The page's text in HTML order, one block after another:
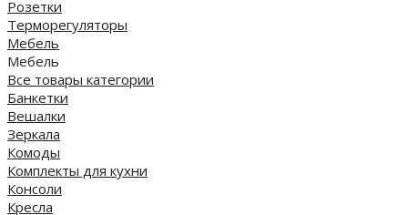
Розетки
Терморегуляторы
Мебель
Мебель
Все товары категории
Банкетки
Вешалки
Зеркала
Комоды
Комплекты для кухни
Консоли
Кресла